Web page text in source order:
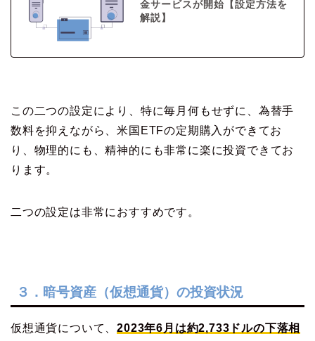
金サービスが開始【設定方法を
解説】
この二つの設定により、特に毎月何もせずに、為替手
数料を抑えながら、米国ETFの定期購入ができてお
り、物理的にも、精神的にも非常に楽に投資できてお
ります。
二つの設定は非常におすすめです。
３．暗号資産（仮想通貨）の投資状況
仮想通貨について、2023年6月は約2,733ドルの下落相